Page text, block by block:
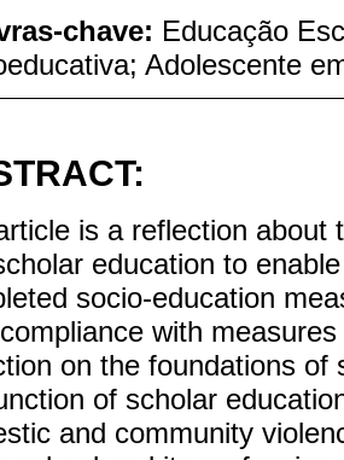
chave: Educação
Adolescente
is a reflection about
education to
socio-education
with
on the foundations of
of scholar
and community